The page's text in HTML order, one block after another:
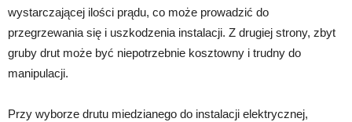
wystarczającej ilości prądu, co może prowadzić do
przegrzewania się i uszkodzenia instalacji. Z drugiej strony, zbyt
gruby drut może być niepotrzebnie kosztowny i trudny do
manipulacji.
Przy wyborze drutu miedzianego do instalacji elektrycznej,